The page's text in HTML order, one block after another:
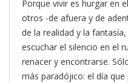
Porque vivir es hurgar en
otros -de afuera y de
de la realidad y la
escuchar el silencio en el
renacer y encontrarse.
más paradójico: el día